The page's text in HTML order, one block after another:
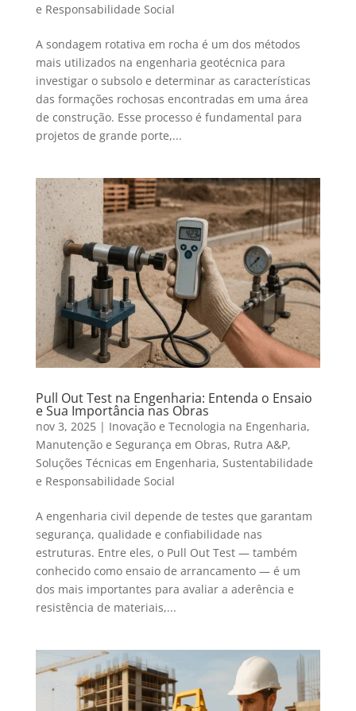
e Responsabilidade Social
A sondagem rotativa em rocha é um dos métodos
mais utilizados na engenharia geotécnica para
investigar o subsolo e determinar as características
das formações rochosas encontradas em uma área
de construção. Esse processo é fundamental para
projetos de grande porte,...
Pull Out Test na Engenharia: Entenda o Ensaio
e Sua Importância nas Obras
nov 3, 2025| Inovação e Tecnologia na Engenharia,
Manutenção e Segurança em Obras, Rutra A&P,
Soluções Técnicas em Engenharia, Sustentabilidade
e Responsabilidade Social
A engenharia civil depende de testes que garantam
segurança, qualidade e confiabilidade nas
estruturas. Entre eles, o Pull Out Test — também
conhecido como ensaio de arrancamento — é um
dos mais importantes para avaliar a aderência e
resistência de materiais,...